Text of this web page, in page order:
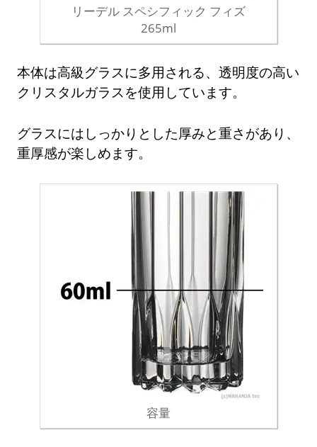
リーデル スペシフィック フィズ
265ml
本体は高級グラスに多用される、透明度の高い
クリスタルガラスを使用しています。
グラスにはしっかりとした厚みと重さがあり、
重厚感が楽しめます。
容量